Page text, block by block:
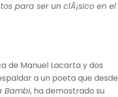
para ser un clÃ¡sico en el
de Manuel Lacarta y dos
a un poeta que desde
Bambi, ha demostrado su